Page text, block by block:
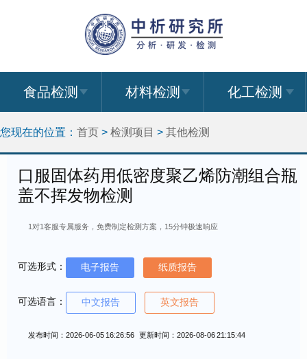
食品检测 材料检测 化工检测
您现在的位置： 首页 > 检测项目 > 其他检测
口服固体药用低密度聚乙烯防潮组合瓶
盖不挥发物检测
1对1客服专属服务，免费制定检测方案，15分钟极速响应
可选形式： 电子报告 纸质报告
可选语言： 中文报告 英文报告
发布时间：2026-06-05 16:26:56 更新时间：2026-08-06 21:15:44